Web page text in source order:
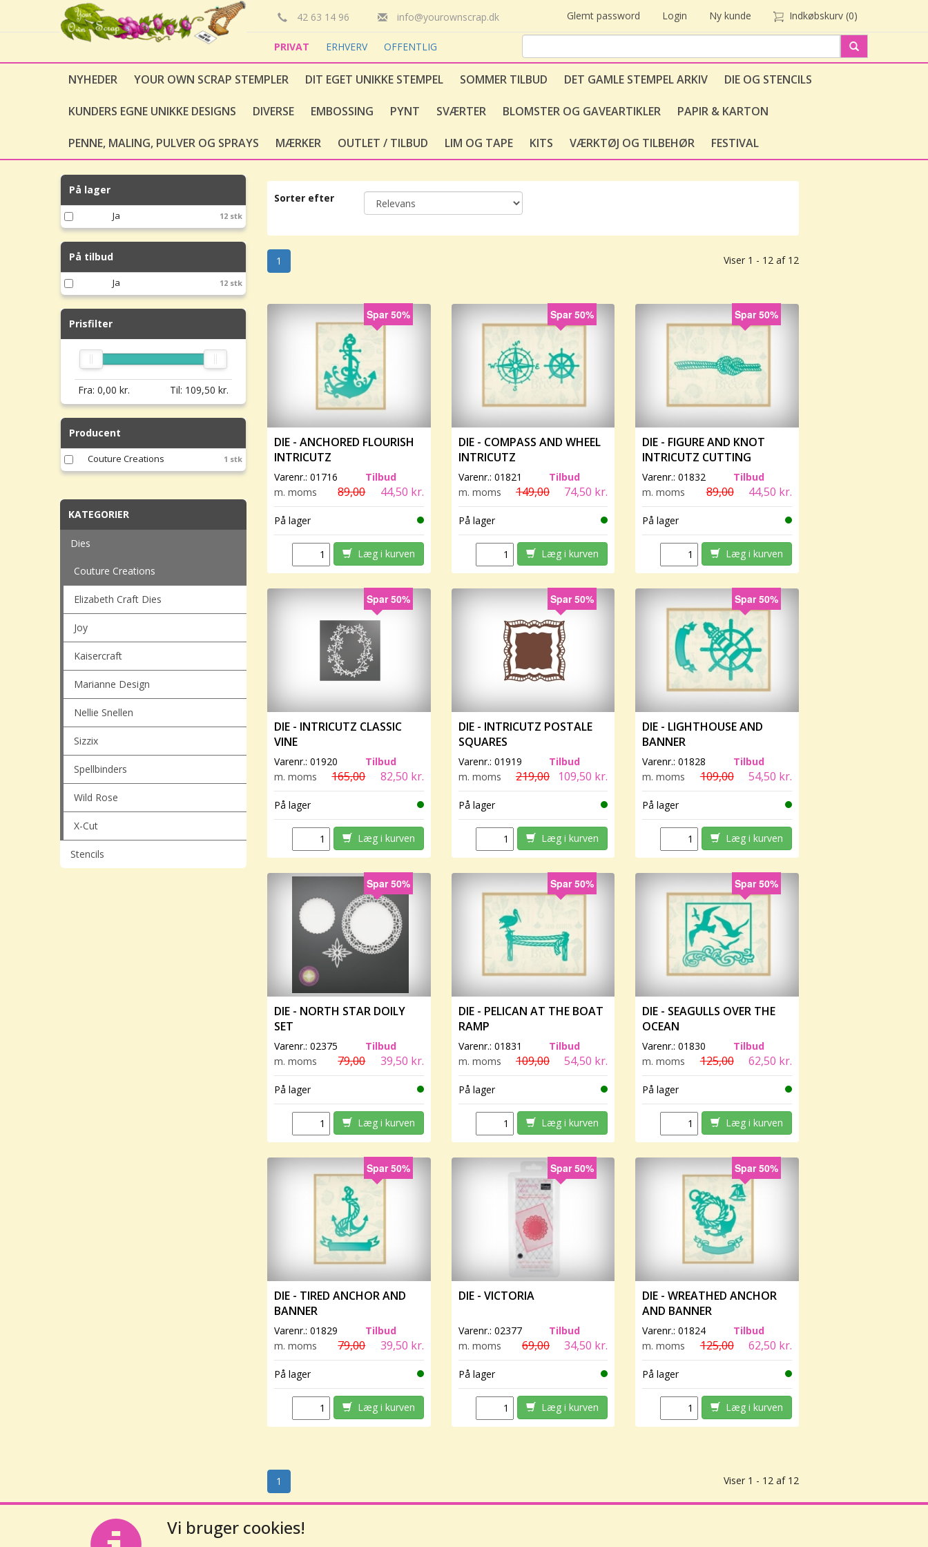
42 63 14 96 info@yourownscrap.dk Glemt password Login Ny kunde Indkøbskurv (0)
PRIVAT ERHVERV OFFENTLIG
NYHEDER YOUR OWN SCRAP STEMPLER DIT EGET UNIKKE STEMPEL SOMMER TILBUD DET GAMLE STEMPEL ARKIV DIE OG STENCILS
KUNDERS EGNE UNIKKE DESIGNS DIVERSE EMBOSSING PYNT SVÆRTER BLOMSTER OG GAVEARTIKLER PAPIR & KARTON
PENNE, MALING, PULVER OG SPRAYS MÆRKER OUTLET / TILBUD LIM OG TAPE KITS VÆRKTØJ OG TILBEHØR FESTIVAL
På lager
Ja 12 stk
På tilbud
Ja 12 stk
Prisfilter
Fra: 0,00 kr. Til: 109,50 kr.
Producent
Couture Creations 1 stk
KATEGORIER
Dies
Couture Creations
Elizabeth Craft Dies
Joy
Kaisercraft
Marianne Design
Nellie Snellen
Sizzix
Spellbinders
Wild Rose
X-Cut
Stencils
Sorter efter
Viser 1 - 12 af 12
1
Spar 50%
DIE - ANCHORED FLOURISH
INTRICUTZ
Varenr.: 01716
Tilbud
m. moms
89,00 44,50 kr.
På lager
Læg i kurven
Spar 50%
DIE - COMPASS AND WHEEL
INTRICUTZ
Varenr.: 01821
Tilbud
m. moms
149,00 74,50 kr.
På lager
Læg i kurven
Spar 50%
DIE - FIGURE AND KNOT
INTRICUTZ CUTTING
Varenr.:01832
Tilbud
m. moms
89,00 44,50 kr.
På lager
Læg i kurven
Spar 50%
DIE - INTRICUTZ CLASSIC
VINE
Varenr.: 01920
Tilbud
m. moms
165,00 82,50 kr.
På lager
Læg i kurven
Spar 50%
DIE - INTRICUTZ POSTALE
SQUARES
Varenr.: 01919
Tilbud
m. moms
219,00 109,50 kr.
På lager
Læg i kurven
Spar 50%
DIE - LIGHTHOUSE AND
BANNER
Varenr.:01828
Tilbud
m. moms
109,00 54,50 kr.
På lager
Læg i kurven
Spar 50%
DIE - NORTH STAR DOILY
SET
Varenr.: 02375
Tilbud
m. moms
79,00 39,50 kr.
På lager
Læg i kurven
Spar 50%
DIE - PELICAN AT THE BOAT
RAMP
Varenr.: 01831
Tilbud
m. moms
109,00 54,50 kr.
På lager
Læg i kurven
Spar 50%
DIE - SEAGULLS OVER THE
OCEAN
Varenr.:01830
Tilbud
m. moms
125,00 62,50 kr.
På lager
Læg i kurven
Spar 50%
DIE - TIRED ANCHOR AND
BANNER
Varenr.: 01829
Tilbud
m. moms
79,00 39,50 kr.
På lager
Læg i kurven
Spar 50%
DIE - VICTORIA
Varenr.: 02377
Tilbud
m. moms
69,00 34,50 kr.
På lager
Læg i kurven
Spar 50%
DIE - WREATHED ANCHOR
AND BANNER
Varenr.:01824
Tilbud
m. moms
125,00 62,50 kr.
På lager
Læg i kurven
Viser 1 - 12 af 12
1
Vi bruger cookies!